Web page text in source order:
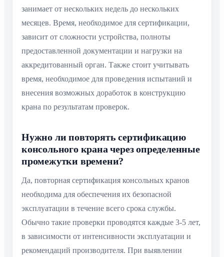
занимает от нескольких недель до нескольких
месяцев. Время, необходимое для сертификации,
зависит от сложности устройства, полноты
предоставленной документации и нагрузки на
аккредитованный орган. Также стоит учитывать
время, необходимое для проведения испытаний и
внесения возможных доработок в конструкцию
крана по результатам проверок.
Нужно ли повторять сертификацию
консольного крана через определенные
промежутки времени?
Да, повторная сертификация консольных кранов
необходима для обеспечения их безопасной
эксплуатации в течение всего срока службы.
Обычно такие проверки проводятся каждые 3-5 лет,
в зависимости от интенсивности эксплуатации и
рекомендаций производителя. При выявлении